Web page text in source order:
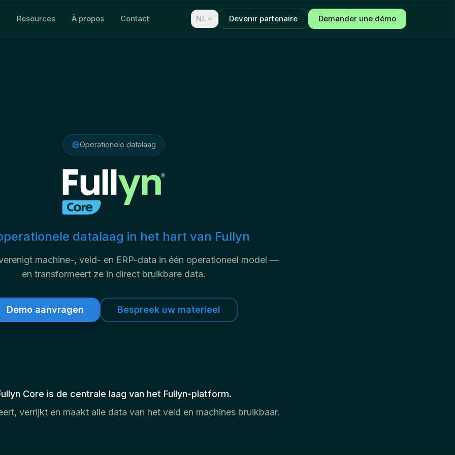
Resources À propos Contact NL Devenir partenaire Demander une démo
Operationele datalaag
datalaag in het hart van Fullyn
machine-, veld- en ERP-data in één operationeel model —
en transformeert ze in direct bruikbare data.
Demo aanvragen Bespreek uw materieel
Core is de centrale laag van het Fullyn-platform.
verrijkt en maakt alle data van het veld en machines bruikbaar.